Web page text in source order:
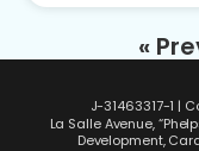
«
J-31463317-1 |
La Salle Avenue,
Development,